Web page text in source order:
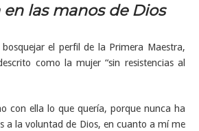
en las manos de Dios
el perfil de la Primera Maestra,
como la mujer “sin resistencias al
con ella lo que quería, porque nunca ha
a la voluntad de Dios, en cuanto a mí me